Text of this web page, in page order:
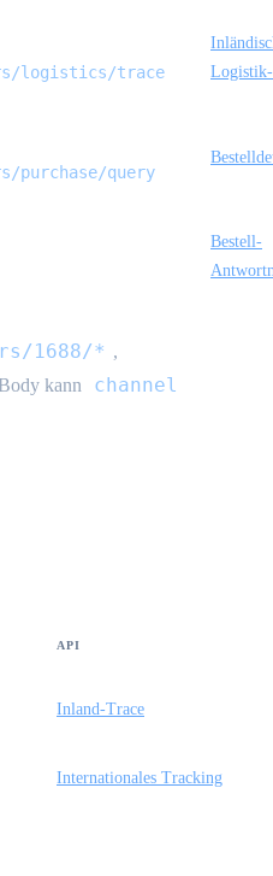
logistics/trace
purchase/query
Bestell-
1688/* ,
kann channel
API
Inland-Trace
Internationales Tracking